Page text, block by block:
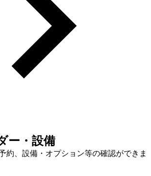
ー・設備
約、設備・オプション等の確認ができま